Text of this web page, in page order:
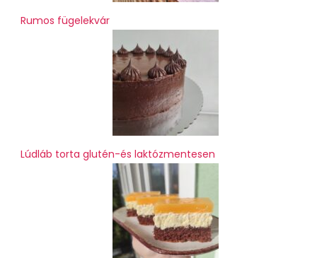
Rumos fügelekvár
Lúdláb torta glutén-és laktózmentesen